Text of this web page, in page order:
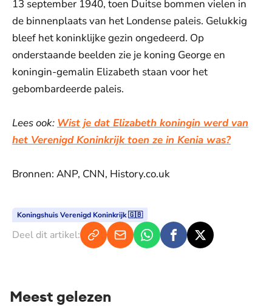
13 september 1940, toen Duitse bommen vielen in
de binnenplaats van het Londense paleis. Gelukkig
bleef het koninklijke gezin ongedeerd. Op
onderstaande beelden zie je koning George en
koningin-gemalin Elizabeth staan voor het
gebombardeerde paleis.
Lees ook: Wist je dat Elizabeth koningin werd van
het Verenigd Koninkrijk toen ze in Kenia was?
Bronnen: ANP, CNN, History.co.uk
Koningshuis Verenigd Koninkrijk 🇬🇧
Deel dit artikel:
Meest gelezen